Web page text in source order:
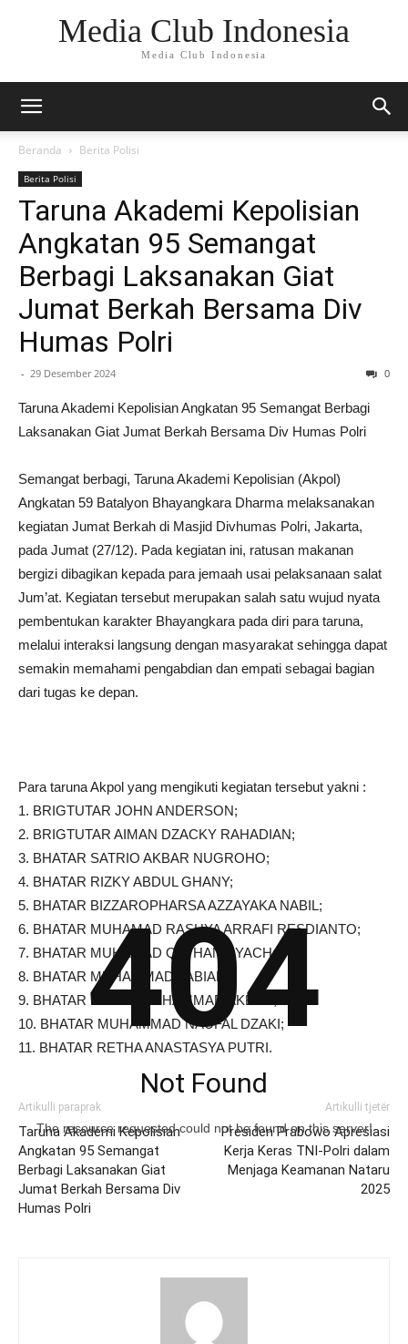
Media Club Indonesia
Media Club Indonesia
Beranda Berita Polisi
Berita Polisi
Taruna Akademi Kepolisian
Angkatan 95 Semangat
Berbagi Laksanakan Giat
Jumat Berkah Bersama Div
Humas Polri
- 29 Desember 2024 0
Taruna Akademi Kepolisian Angkatan 95 Semangat Berbagi
Laksanakan Giat Jumat Berkah Bersama Div Humas Polri
Semangat berbagi, Taruna Akademi Kepolisian (Akpol)
Angkatan 59 Batalyon Bhayangkara Dharma melaksanakan
kegiatan Jumat Berkah di Masjid Divhumas Polri, Jakarta,
pada Jumat (27/12). Pada kegiatan ini, ratusan makanan
bergizi dibagikan kepada para jemaah usai pelaksanaan salat
Jum’at. Kegiatan tersebut merupakan salah satu wujud nyata
pembentukan karakter Bhayangkara pada diri para taruna,
melalui interaksi langsung dengan masyarakat sehingga dapat
semakin memahami pengabdian dan empati sebagai bagian
dari tugas ke depan.
Para taruna Akpol yang mengikuti kegiatan tersebut yakni :
1.⁠ ⁠BRIGTUTAR JOHN ANDERSON;
2.⁠ ⁠BRIGTUTAR AIMAN DZACKY RAHADIAN;
3.⁠ ⁠⁠⁠BHATAR SATRIO AKBAR NUGROHO;
4.⁠ ⁠⁠⁠BHATAR RIZKY ABDUL GHANY;
5.⁠ ⁠⁠⁠BHATAR BIZZAROPHARSA AZZAYAKA NABIL;
6.⁠ ⁠BHATAR MUHAMAD RASHYA ARRAFI RESDIANTO;
7.⁠ ⁠BHATAR MUHAMAD QATHAN SYACH;
8.⁠ ⁠BHATAR MUHAMMAD FABIAN;
9.⁠ ⁠BHATAR FADHIL MUHAMMAD AKBAR;
10.⁠ ⁠⁠⁠BHATAR MUHAMMAD NAUFAL DZAKI;
11.⁠ ⁠⁠⁠BHATAR RETHA ANASTASYA PUTRI.
Artikulli paraprak
Taruna Akademi Kepolisian
Angkatan 95 Semangat
Berbagi Laksanakan Giat
Jumat Berkah Bersama Div
Humas Polri
Artikulli tjetër
Presiden Prabowo Apresiasi
Kerja Keras TNI-Polri dalam
Menjaga Keamanan Nataru
2025
404
Not Found
The resource requested could not be found on this server!